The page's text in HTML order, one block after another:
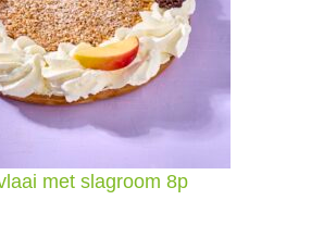
met slagroom 8p